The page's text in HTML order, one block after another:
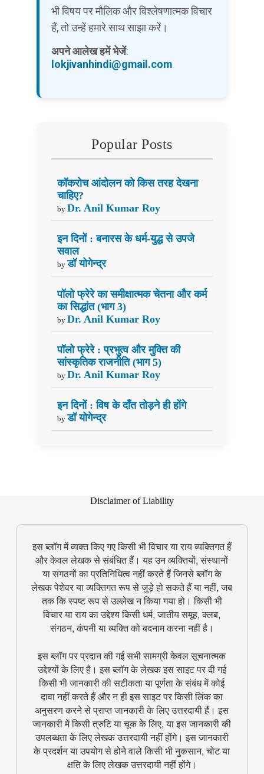
भी विषय पर मौलिक और विश्लेषणात्मक विचार
हैं, तो उन्हें हमारे साथ साझा करें।
अपने आलेख हमें भेजें:
lokjivanhindi@gmail.com
Popular Posts
कॉकरोच आंदोलन को किस तरह देखना
चाहिए?
by Dr. Anil Kumar Roy
इन दिनों : बनारस के धर्म-युद्ध से उपजे
सवाल
by डॉ योगेन्द्र
पॉलो फ्रेरे का समीक्षात्मक चेतना और कर्म
का सिद्धांत (भाग 3)
by Dr. Anil Kumar Roy
पॉलो फ्रेरे : प्रभुत्व और मुक्ति की
सांस्कृतिक राजनीति (भाग 5)
by Dr. Anil Kumar Roy
इन दिनों : विष के दाँत तोड़ने ही होंगे
by डॉ योगेन्द्र
Disclaimer of Liability
इस ब्लॉग में व्यक्त किए गए किसी भी विचार या राय व्यक्तिगत हैं
और केवल लेखक से संबंधित हैं। यह उन व्यक्तियों, संस्थानों
या संगठनों का प्रतिनिधित्व नहीं करते हैं जिनसे ब्लॉग के
लेखक पेशेवर या व्यक्तिगत रूप से जुड़े हो सकते हैं या नहीं, जब
तक कि स्पष्ट रूप से उल्लेख न किया गया हो। किसी भी
विचार या राय का उद्देश्य किसी धर्म, जातीय समूह, क्लब,
संगठन, कंपनी या व्यक्ति को बदनाम करना नहीं है।
इस ब्लॉग पर प्रदान की गई सभी सामग्री केवल सूचनात्मक
उद्देश्यों के लिए है। इस ब्लॉग के लेखक इस साइट पर दी गई
किसी भी जानकारी की सटीकता या पूर्णता के संबंध में कोई
दावा नहीं करते हैं और न ही इस साइट पर किसी लिंक का
अनुसरण करने से प्राप्त जानकारी के लिए उत्तरदायी हैं। इस
जानकारी में किसी त्रुटि या चूक के लिए, या इस जानकारी की
उपलब्धता के लिए लेखक उत्तरदायी नहीं होंगे। इस जानकारी
के प्रदर्शन या उपयोग से होने वाले किसी भी नुकसान, चोट या
क्षति के लिए लेखक उत्तरदायी नहीं होंगे।